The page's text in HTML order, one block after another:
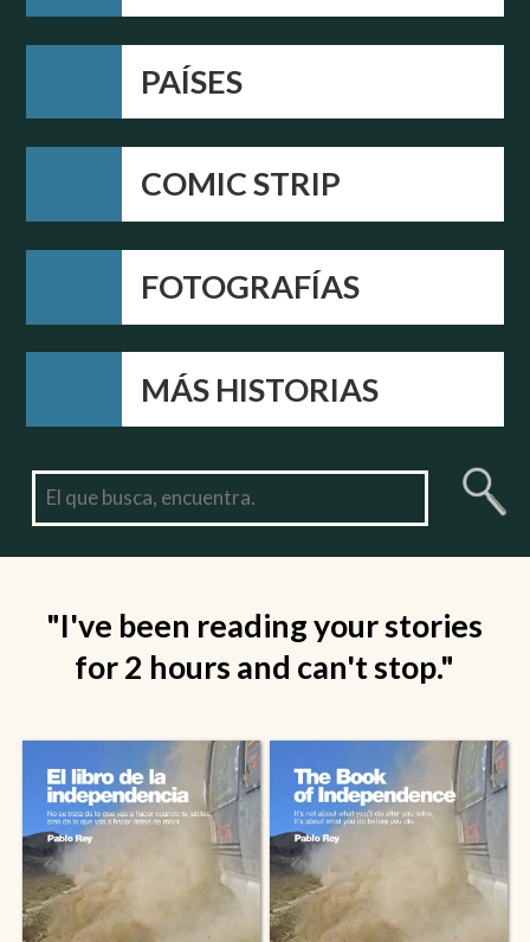
PAÍSES
COMIC STRIP
FOTOGRAFÍAS
MÁS HISTORIAS
"I've been reading your stories
for 2 hours and can't stop."